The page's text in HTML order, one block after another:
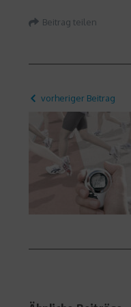
Beitrag teilen
vorheriger Beitrag